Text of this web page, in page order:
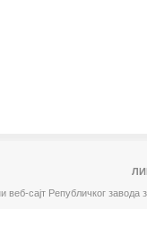
веб-сајт Републичког